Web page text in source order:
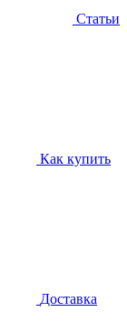
Статьи
Как купить
Доставка